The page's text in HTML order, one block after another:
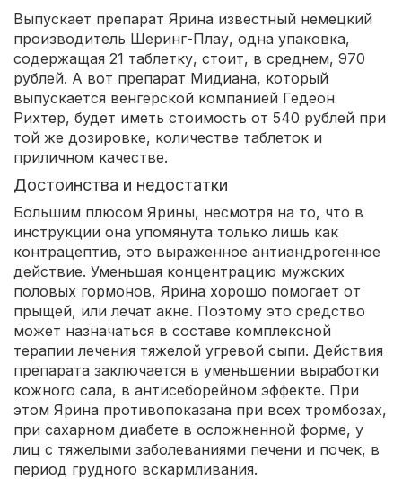
Выпускает препарат Ярина известный немецкий
производитель Шеринг-Плау, одна упаковка,
содержащая 21 таблетку, стоит, в среднем, 970
рублей. А вот препарат Мидиана, который
выпускается венгерской компанией Гедеон
Рихтер, будет иметь стоимость от 540 рублей при
той же дозировке, количестве таблеток и
приличном качестве.
Достоинства и недостатки
Большим плюсом Ярины, несмотря на то, что в
инструкции она упомянута только лишь как
контрацептив, это выраженное антиандрогенное
действие. Уменьшая концентрацию мужских
половых гормонов, Ярина хорошо помогает от
прыщей, или лечат акне. Поэтому это средство
может назначаться в составе комплексной
терапии лечения тяжелой угревой сыпи. Действия
препарата заключается в уменьшении выработки
кожного сала, в антисеборейном эффекте. При
этом Ярина противопоказана при всех тромбозах,
при сахарном диабете в осложненной форме, у
лиц с тяжелыми заболеваниями печени и почек, в
период грудного вскармливания.